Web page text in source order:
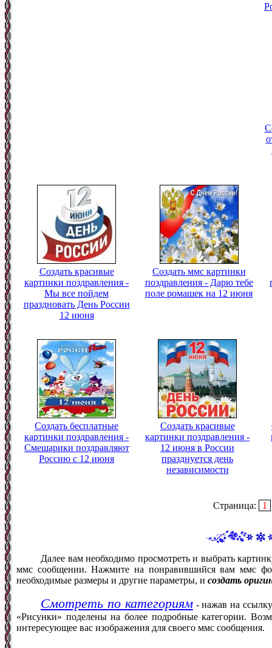
Создать красивые
картинки поздравления -
Мы все пойдем
праздновать День России
12 июня
Создать ммс картинки
поздравления - Дарю тебе
поле ромашек на 12 июня
Создать бесплатные
картинки поздравления -
Смешарики поздравляют
Россию с 12 июня
Создать красивые
картинки поздравления -
12 июня в России
празднуется день
независимости
Страница: 1
Далее вам необходимо просмотреть и выбрать
ммс сообщении. Нажмите на понравившийся вам ммс
необходимые размеры и другие параметры, и создать
Смотреть по категориям- нажав на
«Рисунки» поделены на более подробные категории.
интересующее вас изображения для своего ммс сообщения.